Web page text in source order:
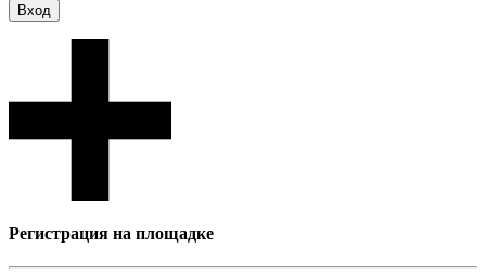
Вход
Регистрация на площадке